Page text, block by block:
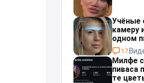
Учёные
камеру
одном
17
Милфе
пиваса
те